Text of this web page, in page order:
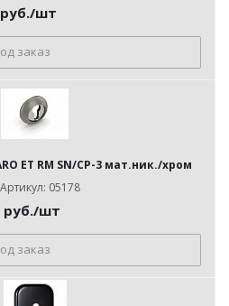
/шт
заказ
ET RM SN/CP-3 мат.ник./хром
Артикул: 05178
руб./шт
заказ